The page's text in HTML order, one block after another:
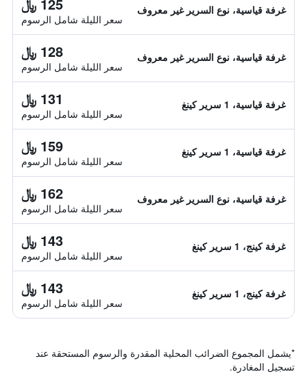
غرفة قياسية، نوع السرير غير معروف
سعر الليلة شامل الرسوم
غرفة قياسية، نوع السرير غير معروف 128 ﷼
سعر الليلة شامل الرسوم
غرفة قياسية، 1 سرير كينغ 131 ﷼
سعر الليلة شامل الرسوم
غرفة قياسية، 1 سرير كينغ 159 ﷼
سعر الليلة شامل الرسوم
غرفة قياسية، نوع السرير غير معروف 162 ﷼
سعر الليلة شامل الرسوم
غرفة كينج، 1 سرير كينغ 143 ﷼
سعر الليلة شامل الرسوم
غرفة كينج، 1 سرير كينغ 143 ﷼
سعر الليلة شامل الرسوم
*يشمل المجموع الضرائب المحلية المقدرة والرسوم المستحقة عند
تسجيل المغادرة.